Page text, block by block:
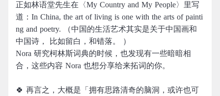
正如林语堂先生在〈My Country and My People〉里写
道：In China, the art of living is one with the arts of painti
ng and poetry. （中国的生活艺术其实是关于中国画和
中国诗， 比如留白，和错落。 ）
Nora 研究柯林斯词典的时候，也发现有一些暗暗相
合，这些内容 Nora 也想分享给来拓词的你。
🍀 再言之，大概是「拥有思路清奇的脑洞，或许也可